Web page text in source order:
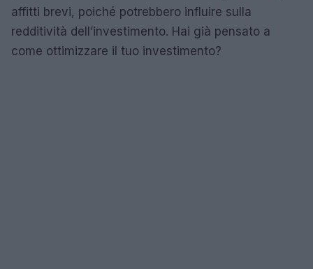
affitti brevi, poiché potrebbero influire sulla
redditività dell’investimento. Hai già pensato a
come ottimizzare il tuo investimento?